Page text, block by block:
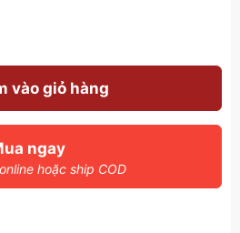
vào giỏ hàng
ngay
hoặc ship COD